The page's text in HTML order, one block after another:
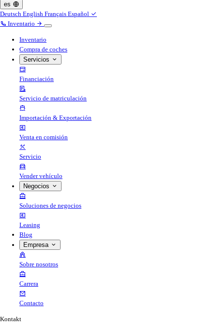
es
Deutsch English Français Español
Inventario
Inventario
Compra de coches
Servicios
Financiación
Servicio de matriculación
Importación & Exportación
Venta en comisión
Servicio
Vender vehículo
Negocios
Soluciones de negocios
Leasing
Blog
Empresa
Sobre nosotros
Carrera
Contacto
Kontakt